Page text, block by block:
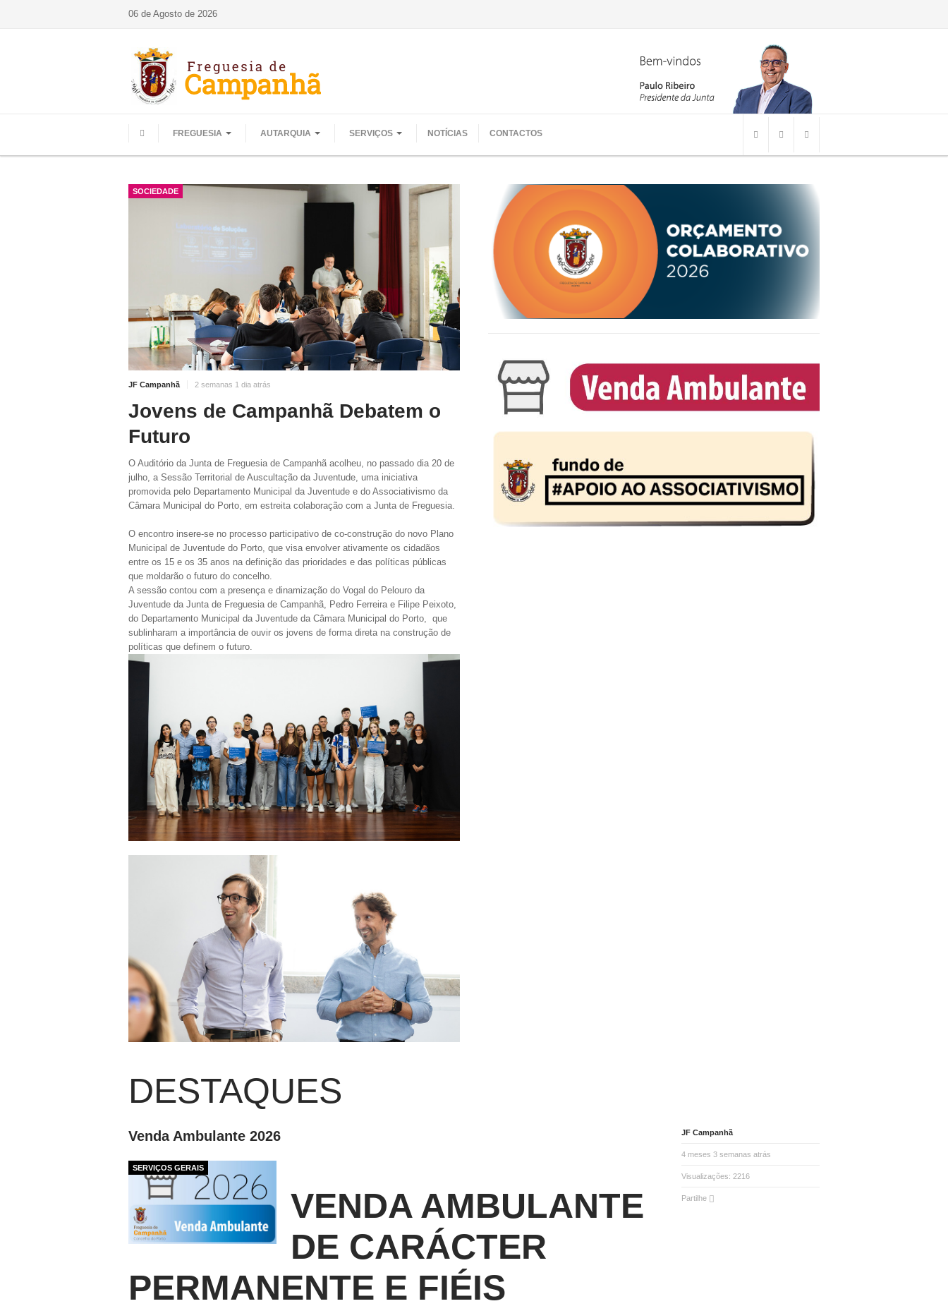
06 de Agosto de 2026
FREGUESIA AUTARQUIA SERVIÇOS NOTÍCIAS CONTACTOS
SOCIEDADE
JF Campanhã 2 semanas 1 dia atrás
Jovens de Campanhã Debatem o
Futuro
O Auditório da Junta de Freguesia de Campanhã acolheu, no passado dia 20 de
julho, a Sessão Territorial de Auscultação da Juventude, uma iniciativa
promovida pelo Departamento Municipal da Juventude e do Associativismo da
Câmara Municipal do Porto, em estreita colaboração com a Junta de Freguesia.
O encontro insere-se no processo participativo de co-construção do novo Plano
Municipal de Juventude do Porto, que visa envolver ativamente os cidadãos
entre os 15 e os 35 anos na definição das prioridades e das políticas públicas
que moldarão o futuro do concelho.
A sessão contou com a presença e dinamização do Vogal do Pelouro da
Juventude da Junta de Freguesia de Campanhã, Pedro Ferreira e Filipe Peixoto,
do Departamento Municipal da Juventude da Câmara Municipal do Porto, que
sublinharam a importância de ouvir os jovens de forma direta na construção de
políticas que definem o futuro.
DESTAQUES
Venda Ambulante 2026
SERVIÇOS GERAIS
VENDA AMBULANTE
DE CARÁCTER
PERMANENTE E FIÉIS
JF Campanhã
4 meses 3 semanas atrás
Visualizações: 2216
Partilhe